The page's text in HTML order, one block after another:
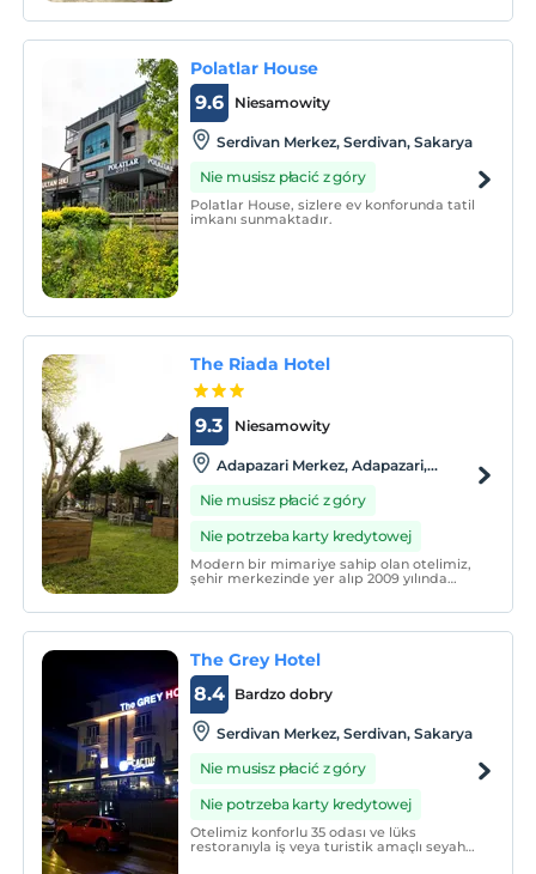
Polatlar House
Niesamowity
9.6
Serdivan Merkez, Serdivan, Sakarya
Nie musisz płacić z góry
Polatlar House, sizlere ev konforunda tatil
imkanı sunmaktadır.
The Riada Hotel
Niesamowity
9.3
Adapazari Merkez, Adapazari,
Nie musisz płacić z góry
Nie potrzeba karty kredytowej
Modern bir mimariye sahip olan otelimiz,
şehir merkezinde yer alıp 2009 yılında
The Grey Hotel
Bardzo dobry
8.4
Serdivan Merkez, Serdivan, Sakarya
Nie musisz płacić z góry
Nie potrzeba karty kredytowej
Otelimiz konforlu 35 odası ve lüks
restoranıyla iş veya turistik amaçlı seyahat